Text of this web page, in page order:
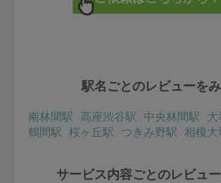
駅名ごとのレビューを
南林間駅 高座渋谷駅 中央林間駅
鶴間駅 桜ヶ丘駅 つきみ野駅 相模大
サービス内容ごとのレビュ